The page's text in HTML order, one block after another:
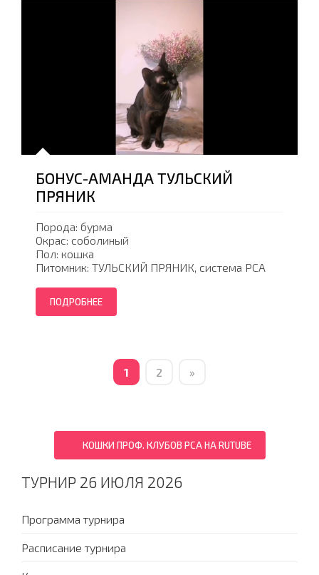
БОНУС-АМАНДА ТУЛЬСКИЙ
ПРЯНИК
Порода: бурма
Окрас: соболиный
Пол: кошка
Питомник: ТУЛЬСКИЙ ПРЯНИК, система PCA
ПОДРОБНЕЕ
1 2 »
КОШКИ ПРОФ. КЛУБОВ PCA НА RUTUBE
ТУРНИР 26 ИЮЛЯ 2026
Программа турнира
Расписание турнира